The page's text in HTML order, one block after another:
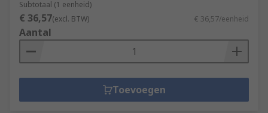
Subtotaal (1 eenheid)
€ 36,57(excl. BTW) € 36,57/eenheid
Aantal
Toevoegen